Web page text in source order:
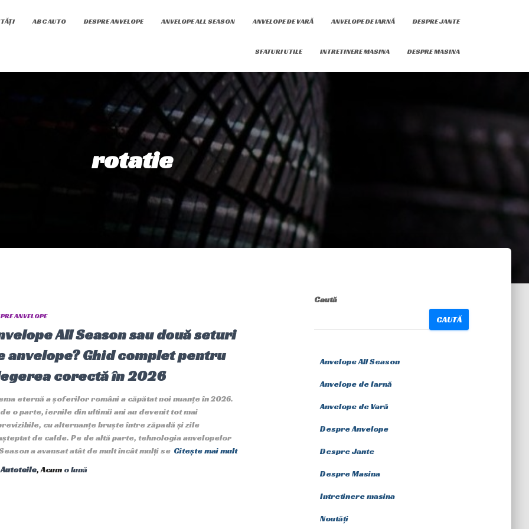
ABC AUTO DESPRE ANVELOPE ANVELOPE ALL SEASON ANVELOPE DE VARĂ ANVELOPE DE IARNĂ DESPRE JANTE
SFATURI UTILE INTRETINERE MASINA DESPRE MASINA
rotatie
ANVELOPE
All Season sau două seturi
anvelope? Ghid complet pentru
corectă în 2026
eternă a șoferilor români a căpătat noi nuanțe în 2026.
o parte, iernile din ultimii ani au devenit tot mai
cu alternanțe bruște între zăpadă și zile
de calde. Pe de altă parte, tehnologia anvelopelor
a avansat atât de mult încât mulți se Citește mai mult
Autoteile, Acum o lună
Caută
CAUTĂ
Anvelope All Season
Anvelope de Iarnă
Anvelope de Vară
Despre Anvelope
Despre Jante
Despre Masina
Intretinere masina
Noutăți